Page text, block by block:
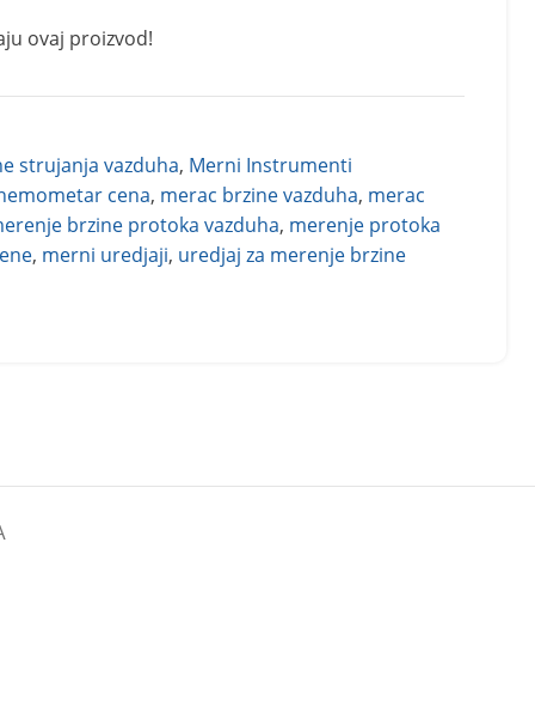
ovaj proizvod!
strujanja vazduha, Merni Instrumenti
cena, merac brzine vazduha, merac
brzine protoka vazduha, merenje protoka
, merni uredjaji, uredjaj za merenje brzine